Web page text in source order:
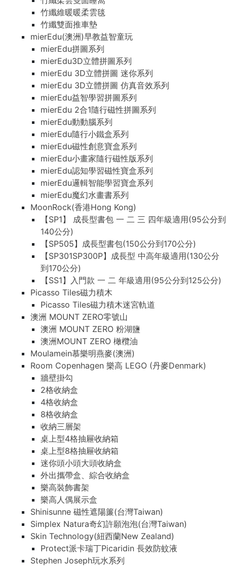
竹纖維暖暖柔雲毯
竹纖雙面推車墊
mierEdu(澳洲)早教益智童玩
mierEdu拼圖系列
mierEdu3D立體拼圖系列
mierEdu 3D立體拼圖 迷你系列
mierEdu 3D立體拼圖 仿真音效系列
mierEdu益智學習拼圖系列
mierEdu 2合1隨行磁性拼圖系列
mierEdu動動腦系列
mierEdu隨行小鐵盒系列
mierEdu磁性創意寶盒系列
mierEdu小畫家隨行磁性版系列
mierEdu認知學習磁性寶盒系列
mierEdu邏輯智能學習寶盒系列
mierEdu魔幻水畫書系列
MoonRock(香港Hong Kong)
【SP1】 成長型書包 一 二 三 四年級適用(95公分到
140公分)
【SP505】成長型書包(150公分到170公分)
【SP301SP300P】成長型 中高年級適用(130公分
到170公分)
【SS1】入門款 一 二 年級適用(95公分到125公分)
Picasso Tiles磁力積木
Picasso Tiles磁力積木迷宮軌道
澳洲 MOUNT ZERO零號山
澳洲 MOUNT ZERO 粉湖鹽
澳洲MOUNT ZERO 橄欖油
Moulamein慕樂明燕麥(澳洲)
Room Copenhagen 樂高 LEGO (丹麥Denmark)
牆壁掛勾
2格收納盒
4格收納盒
8格收納盒
收納三層架
桌上型4格抽屜收納箱
桌上型8格抽屜收納箱
迷你頭小頭大頭收納盒
外出攜帶盒、綜合收納盒
樂高裝飾書架
樂高人偶展示盒
Shinisunne 磁性遮陽簾(台灣Taiwan)
Simplex Natura奇幻許願泡泡(台灣Taiwan)
Skin Technology(紐西蘭New Zealand)
Protect派卡瑞丁Picaridin 長效防蚊液
Stephen Joseph玩水系列